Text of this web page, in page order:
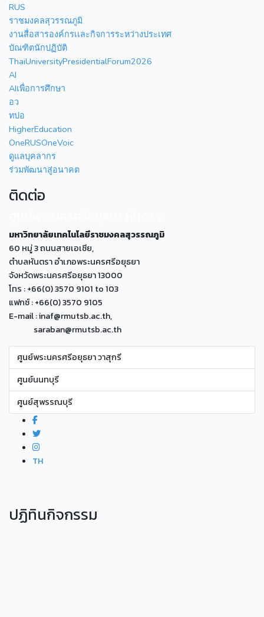
RUS
ราชมงคลสุวรรณภูมิ
งานสื่อสารองค์กรเเละกิจการระหว่างประเทศ
บัณฑิตนักปฏิบัติ
ThaiUniversityPresidentialForum2026
AI
AIเพื่อการศึกษา
อว
ทปอ
HigherEducation
OneRUSOneVoic
ดูแลบุคลากร
ร่วมพัฒนาสู่อนาคต
ติดต่อ
มหาวิทยาลัยเทคโนโลยีราชมงคลสุวรรณภูมิ
60 หมู่ 3 ถนนสายเอเซีย,
ตำบลหันตรา อำเภอพระนครศรีอยุธยา
จังหวัดพระนครศรีอยุธยา 13000
โทร : +66(0) 3570 9101 to 103
แฟกซ์ : +66(0) 3570 9105
E-mail : inaf@rmutsb.ac.th,
saraban@rmutsb.ac.th
ศูนย์พระนครศรีอยุธยา วาสุกรี
ศูนย์นนทบุรี
ศูนย์สุพรรณบุรี
TH
ปฏิทินกิจกรรม